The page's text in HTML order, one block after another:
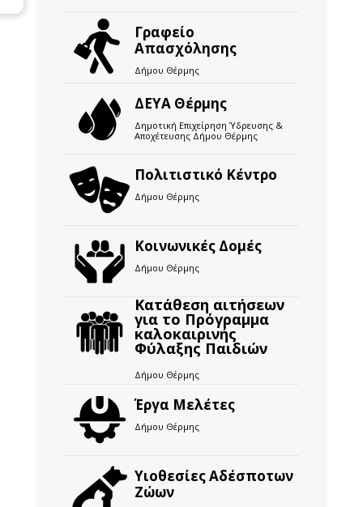
Γραφείο
Απασχόλησης
Δήμου Θέρμης
ΔΕΥΑ Θέρμης
Δημοτική Επιχείρηση Ύδρευσης &
Αποχέτευσης Δήμου Θέρμης
Πολιτιστικό Κέντρο
Δήμου Θέρμης
Κοινωνικές Δομές
Δήμου Θέρμης
Κατάθεση αιτήσεων
για το Πρόγραμμα
καλοκαιρινής
Φύλαξης Παιδιών
Δήμου Θέρμης
Έργα Μελέτες
Δήμου Θέρμης
Υιοθεσίες Αδέσποτων
Ζώων